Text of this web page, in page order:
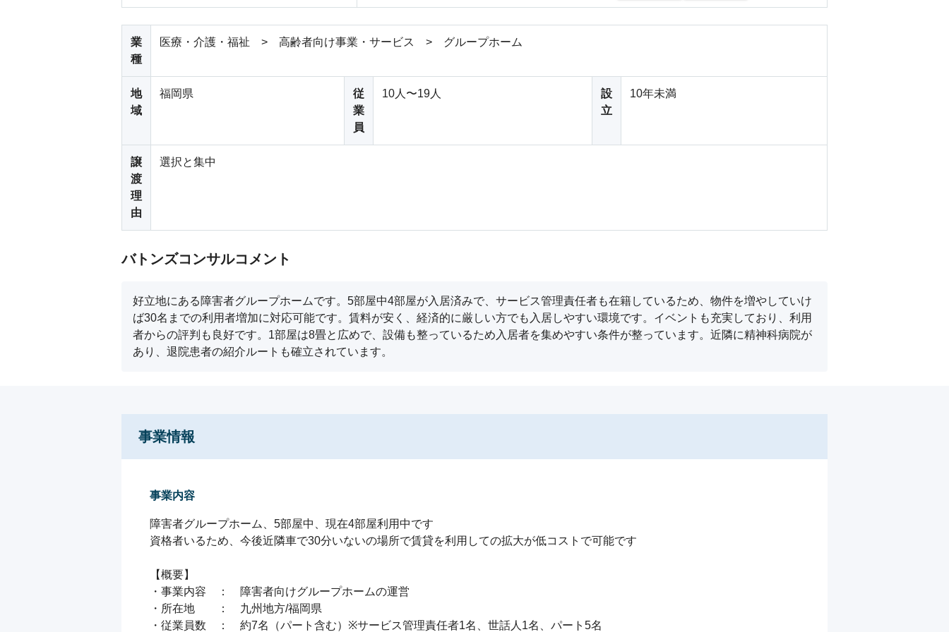
業
種
医療・介護・福祉 > 高齢者向け事業・サービス > グループホーム
地
域
福岡県
従
業
員
10人〜19人
設
立
10年未満
譲
渡
理
由
選択と集中
バトンズコンサルコメント
好立地にある障害者グループホームです。5部屋中4部屋が入居済みで、サービス管理責任者も在籍しているため、物件を増やしていけ
ば30名までの利用者増加に対応可能です。賃料が安く、経済的に厳しい方でも入居しやすい環境です。イベントも充実しており、利用
者からの評判も良好です。1部屋は8畳と広めで、設備も整っているため入居者を集めやすい条件が整っています。近隣に精神科病院が
あり、退院患者の紹介ルートも確立されています。
事業情報
事業内容
障害者グループホーム、5部屋中、現在4部屋利用中です
資格者いるため、今後近隣車で30分いないの場所で賃貸を利用しての拡大が低コストで可能です
【概要】
・事業内容　：　障害者向けグループホームの運営
・所在地　　：　九州地方/福岡県
・従業員数　：　約7名（パート含む）※サービス管理責任者1名、世話人1名、パート5名